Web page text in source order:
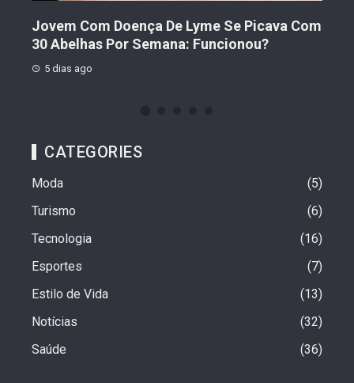
Jovem Com Doença De Lyme Se Picava Com
30 Abelhas Por Semana: Funcionou?
5 dias ago
CATEGORIES
Moda
5
Turismo
6
Tecnologia
16
Esportes
7
Estilo de Vida
13
Notícias
32
Saúde
36